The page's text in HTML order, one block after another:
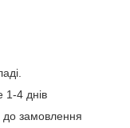
1-4 днів
до замовлення